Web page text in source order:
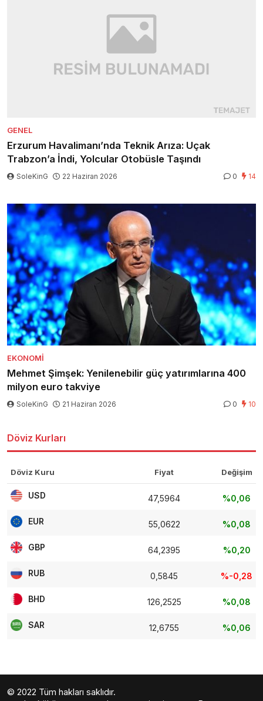
GENEL
Erzurum Havalimanı’nda Teknik Arıza: Uçak
Trabzon’a İndi, Yolcular Otobüsle Taşındı
SoleKinG 22 Haziran 2026 0 14
EKONOMI
Mehmet Şimşek: Yenilenebilir güç yatırımlarına 400
milyon euro takviye
SoleKinG 21 Haziran 2026 0 10
Döviz Kurları
Döviz Kuru Fiyat Değişim
USD 47,5964 %0,06
EUR 55,0622 %0,08
GBP 64,2395 %0,20
RUB 0,5845 %-0,28
BHD 126,2525 %0,08
SAR 12,6755 %0,06
© 2022 Tüm hakları saklıdır.